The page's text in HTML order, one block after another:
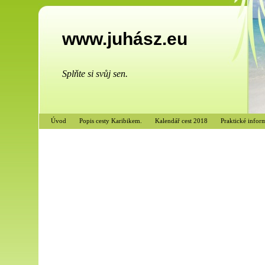
www.juhász.eu
Splňte si svůj sen.
Úvod Popis cesty Karibikem. Kalendář cest 2018 Praktické